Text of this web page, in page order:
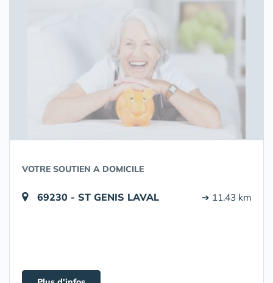
VOTRE SOUTIEN A DOMICILE
69230 - ST GENIS LAVAL ➔ 11.43 km